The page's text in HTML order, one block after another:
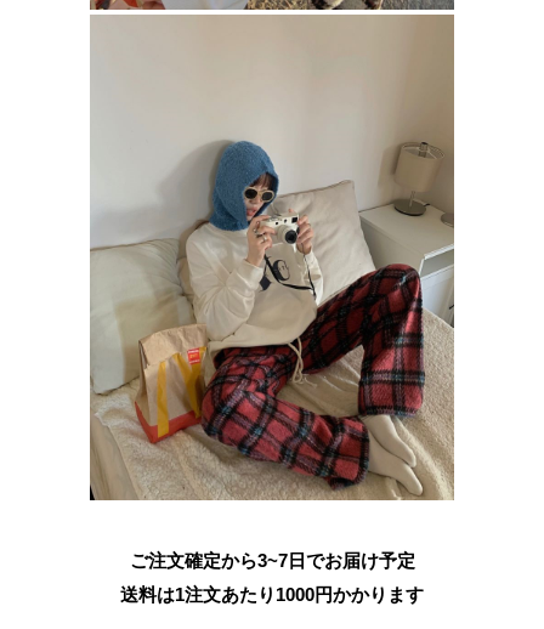
ご注文確定から3~7日でお届け予定
送料は1注文あたり 1000円かかります